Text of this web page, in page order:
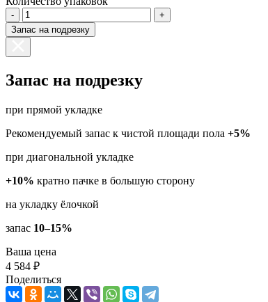
-
+
Запас на подрезку
Запас на подрезку
при прямой укладке
Рекомендуемый запас к чистой площади пола +5%
при диагональной укладке
+10% кратно пачке в большую сторону
на укладку ёлочкой
запас 10–15%
Ваша цена
4 584 ₽
Поделиться